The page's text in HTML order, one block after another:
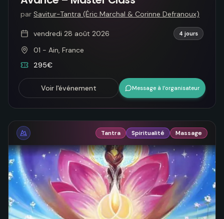
par Savitur-Tantra (Éric Marchal & Corinne Defranoux)
vendredi 28 août 2026 4 jours
01 - Ain, France
295€
Voir l'événement Message à l’organisateur
Tantra Spiritualité Massage